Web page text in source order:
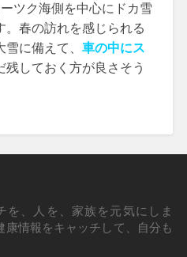
ツク海側を中心にドカ雪
。春の訪れを感じられる
に備えて、 車の中にス
残しておく方が良さそう
を、人を、家族を元気にしま
情報をキャッチして、自分も